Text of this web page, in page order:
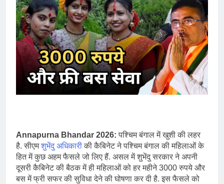
Annapurna Bhandar 2026:पश्चिम बंगाल में खुशी की लहर
है. सीएमशुभेंदु अधिकारीकी कैबिनेट ने पश्चिम बंगाल की महिलाओं के
हित में कुछ अहम फैसले जो लिए हैं. असल में शुभेंदु सरकार ने अपनी
दूसरी कैबिनेट की बैठक में ही महिलाओं को हर महीने 3000 रुपये और
बस में फ्री सफर की सुविधा देने की घोषणा कर दी है. इस फैसले को